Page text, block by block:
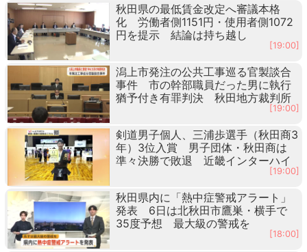
秋田県の最低賃金改定へ審議本格
化 労働者側1151円・使用者側1072
円を提示 結論は持ち越し
[19:00]
潟上市発注の公共工事巡る官製談合
事件 市の幹部職員だった男に執行
猶予付き有罪判決 秋田地方裁判所
[19:00]
剣道男子個人、三浦歩選手（秋田商3
年）3位入賞 男子団体・秋田商は
準々決勝で敗退 近畿インターハイ
[19:00]
秋田県内に「熱中症警戒アラート」
発表 6日は北秋田市鷹巣・横手で
35度予想 最大級の警戒を
[18:00]